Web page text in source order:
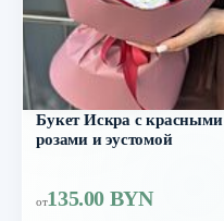
Букет Искра с красными
розами и эустомой
от135.00 BYN